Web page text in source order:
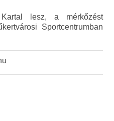
lesz, a mérkőzést
Sportcentrumban